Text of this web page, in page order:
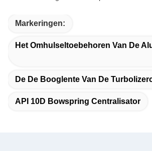
Markeringen:
Het Omhulseltoebehoren Van De
De De Booglente Van De
API 10D Bowspring Centralisator